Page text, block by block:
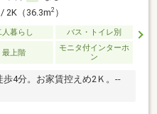
2K（36.3m2）
人暮らし バス・トイレ別
最上階
モニタ付インターホ
ン
歩4分。お家賃控えめ2Ｋ。--